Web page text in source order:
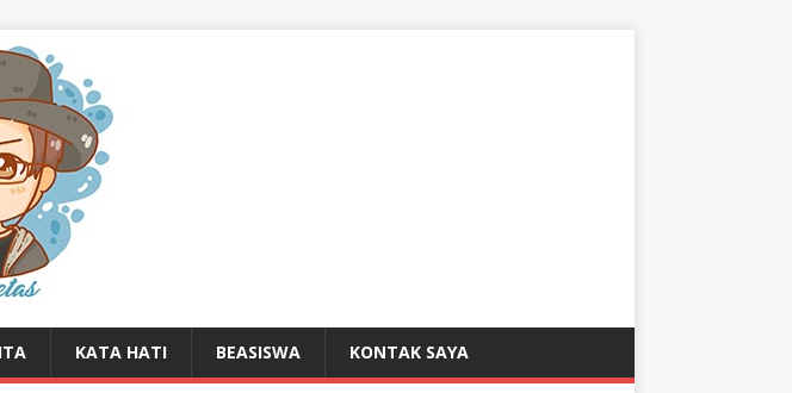
KATA HATI BEASISWA KONTAK SAYA